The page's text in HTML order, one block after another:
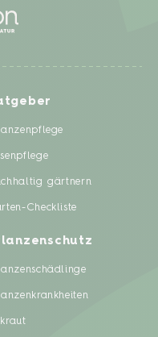
gärtnern
Checkliste